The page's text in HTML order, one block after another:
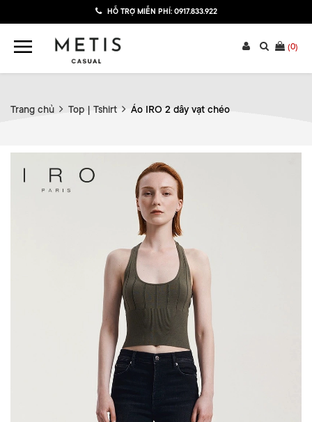
HỖ TRỢ MIỄN PHÍ: 0917.833.922
(0)
Trang chủ Top | Tshirt Áo IRO 2 dây vạt chéo